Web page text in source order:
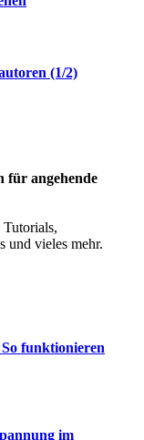
(1/2)
für angehende
und vieles mehr.
funktionieren
im